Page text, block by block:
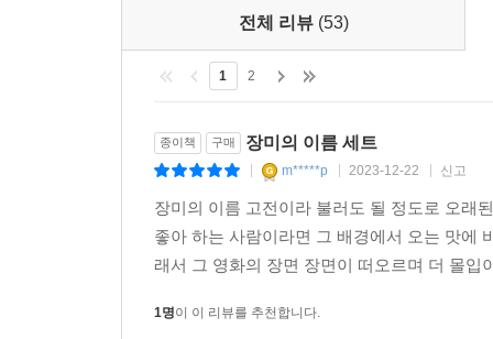
전체 리뷰 (53)
1 2
종이책 구매 장미의 이름 세트
m*****p 2023-12-22 신고
장미의 이름 고전이라 불러도 될 정도로 오래
좋아 하는 사람이라면 그 배경에서 오는 맛에
래서 그 영화의 장면 장면이 떠오르며 더 몰
1명이 이 리뷰를 추천합니다.